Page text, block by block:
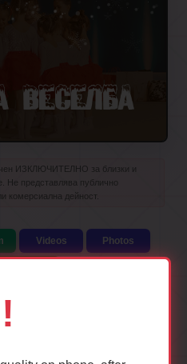
!
ИЗКЛЮЧИТЕЛНО за близки и
Не представлява публично
комерсиална дейност.
Videos Photos